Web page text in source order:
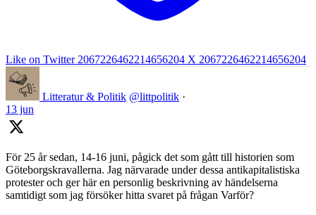
Like on Twitter 2067226462214656204 X 2067226462214656204
Litteratur & Politik @littpolitik ·
13 jun
För 25 år sedan, 14-16 juni, pågick det som gått till historien som
Göteborgskravallerna. Jag närvarade under dessa antikapitalistiska
protester och ger här en personlig beskrivning av händelserna
samtidigt som jag försöker hitta svaret på frågan Varför?